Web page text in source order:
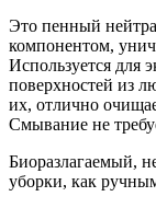
Это пенный
компонентом,
Используется для
поверхностей из
их, отлично
Смывание не
Биоразлагаемый,
уборки, как